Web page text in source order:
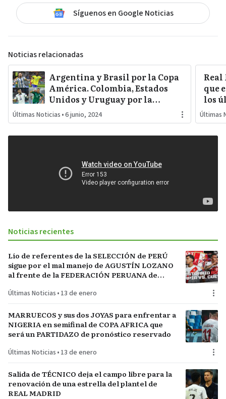
Síguenos en Google Noticias
Noticias relacionadas
Argentina y Brasil por la Copa
América. Colombia, Estados
Unidos y Uruguay por la
sorpresa. Paraguay y Perú
darán pelea…
Últimas Noticias •6 junio, 2024
que
los
Últimas
Noticias recientes
Lío de referentes de la SELECCIÓN de PERÚ
sigue por el mal manejo de AGUSTÍN LOZANO
al frente de la FEDERACIÓN PERUANA de
Últimas Noticias • 13 de enero
MARRUECOS y sus dos JOYAS para enfrentar a
NIGERIA en semifinal de COPA AFRICA que
será un PARTIDAZO de pronóstico reservado
Últimas Noticias • 13 de enero
Salida de TÉCNICO deja el campo libre para la
renovación de una estrella del plantel de
REAL MADRID